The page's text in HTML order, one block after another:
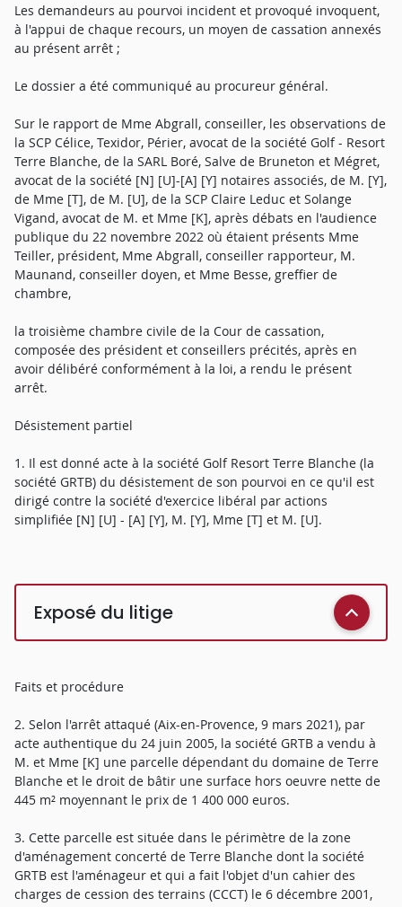
Les demandeurs au pourvoi incident et provoqué invoquent,
à l'appui de chaque recours, un moyen de cassation annexés
au présent arrêt ;
Le dossier a été communiqué au procureur général.
Sur le rapport de Mme Abgrall, conseiller, les observations de
la SCP Célice, Texidor, Périer, avocat de la société Golf - Resort
Terre Blanche, de la SARL Boré, Salve de Bruneton et Mégret,
avocat de la société [N] [U]-[A] [Y] notaires associés, de M. [Y],
de Mme [T], de M. [U], de la SCP Claire Leduc et Solange
Vigand, avocat de M. et Mme [K], après débats en l'audience
publique du 22 novembre 2022 où étaient présents Mme
Teiller, président, Mme Abgrall, conseiller rapporteur, M.
Maunand, conseiller doyen, et Mme Besse, greffier de
chambre,
la troisième chambre civile de la Cour de cassation,
composée des président et conseillers précités, après en
avoir délibéré conformément à la loi, a rendu le présent
arrêt.
Désistement partiel
1. Il est donné acte à la société Golf Resort Terre Blanche (la
société GRTB) du désistement de son pourvoi en ce qu'il est
dirigé contre la société d'exercice libéral par actions
simplifiée [N] [U] - [A] [Y], M. [Y], Mme [T] et M. [U].
Exposé du litige
Faits et procédure
2. Selon l'arrêt attaqué (Aix-en-Provence, 9 mars 2021), par
acte authentique du 24 juin 2005, la société GRTB a vendu à
M. et Mme [K] une parcelle dépendant du domaine de Terre
Blanche et le droit de bâtir une surface hors oeuvre nette de
445 m² moyennant le prix de 1 400 000 euros.
3. Cette parcelle est située dans le périmètre de la zone
d'aménagement concerté de Terre Blanche dont la société
GRTB est l'aménageur et qui a fait l'objet d'un cahier des
charges de cession des terrains (CCCT) le 6 décembre 2001,